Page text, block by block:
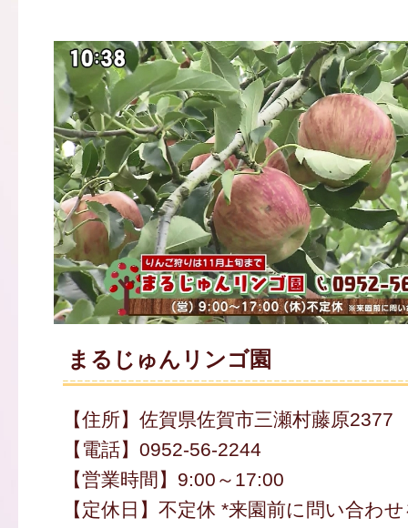
まるじゅんリンゴ園
【住所】佐賀県佐賀市三瀬村藤原2377
【電話】0952-56-2244
【営業時間】9:00～17:00
【定休日】不定休 *来園前に問い合わ